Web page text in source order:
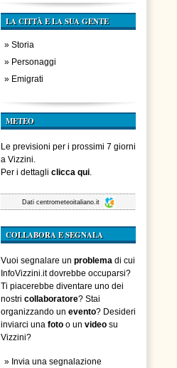
LA CITTÀ E LA SUA GENTE
» Storia
» Personaggi
» Emigrati
METEO
Le previsioni per i prossimi 7 giorni
a Vizzini.
Per i dettagli clicca qui.
Dati centrometeoitaliano.it
COLLABORA E SEGNALA
Vuoi segnalare un problema di cui
InfoVizzini.it dovrebbe occuparsi?
Ti piacerebbe diventare uno dei
nostri collaboratore? Stai
organizzando un evento? Desideri
inviarci una foto o un video su
Vizzini?
» Invia una segnalazione